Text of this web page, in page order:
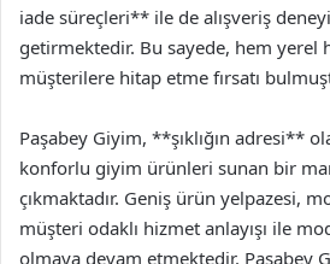
iade süreçleri** ile de alışveriş
getirmektedir. Bu sayede, hem yerel
müşterilere hitap etme fırsatı
Paşabey Giyim, **şıklığın adresi**
konforlu giyim ürünleri sunan bir
çıkmaktadır. Geniş ürün yelpazesi,
müşteri odaklı hizmet anlayışı ile
olmaya devam etmektedir. Paşabey